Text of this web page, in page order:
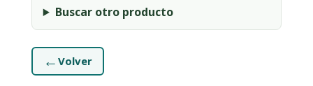
Buscar otro producto
← Volver